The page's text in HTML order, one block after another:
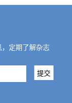
与其对跖地布
开的跨时空互
Site首次将
隐匿与泄露
及拉美的那些
登堂入室，展
的多元“自我”
定期了解杂志
提交